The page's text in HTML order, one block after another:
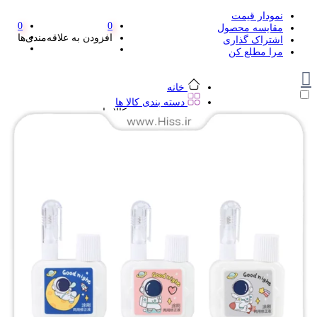
نمودار قیمت
مقایسه محصول
اشتراک گذاری
مرا مطلع کن
0
افزودن به علاقه‌مندی‌ها
0
خانه
دسته بندی کالا ها
دسته بندی کالا ها
لوازم تحریر و هنر
ماژیک ها
دفترچه یادداشت
استیکر
خط کش و گونیا
کوله پشتی
چسب
کاتر فانتزی
بوک مارک
ماشین حساب